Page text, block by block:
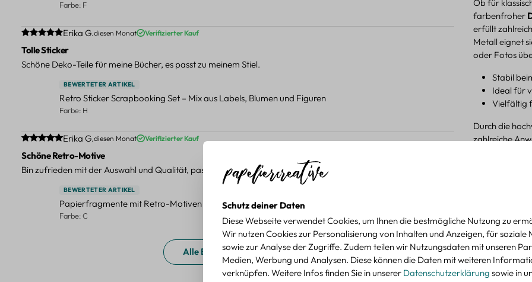
Ob für
farbenfroher
erfüllt
Metall eignet
oder Fotos
Stabil
Ideal für
Vielfältig
Durch die
zahlreiche
zudem ein
Farbe: F
Durchschnittliche Bewertung von 5 von 5 Sternen
Erika G.diesen Monat Verifizierter Kauf
Tolle Sticker
Schöne Deko-Teile für meine Bücher, es passt zu meinem Stiel.
BEWERTETER ARTIKEL
Retro Sticker Scrapbooking Set – Mix aus Labels, Blumen und Figuren
Farbe: H
Durchschnittliche Bewertung von 5 von 5 Sternen
Erika G.diesen Monat Verifizierter Kauf
Schöne Retro-Motive
Bin zufrieden mit der Auswahl und Qualität, passt gut zu meinen Projekten.
BEWERTETER ARTIKEL
Papierfragmente mit Retro-Motiven – 40-teiliges Set für kreative Projekte
Farbe: C
Alle Bewertungen anzeigen
Schutz deiner Daten
Diese Webseite verwendet Cookies, um Ihnen die bestmögliche Nutzung zu
Wir nutzen Cookies zur Personalisierung von Inhalten und Anzeigen, für soziale
sowie zur Analyse der Zugriffe. Zudem teilen wir Nutzungsdaten mit unseren
Medien, Werbung und Analysen. Diese können die Daten mit weiteren
verknüpfen. Weitere Infos finden Sie in unserer Datenschutzerklärung sowie in